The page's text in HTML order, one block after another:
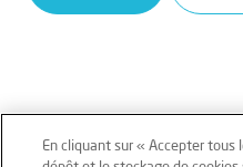
En cliquant sur « Accepter tous